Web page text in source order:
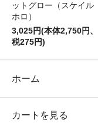
ットグロー（スケイル
ホロ）
3,025円(本体2,750円、
税275円)
ホーム
カートを見る